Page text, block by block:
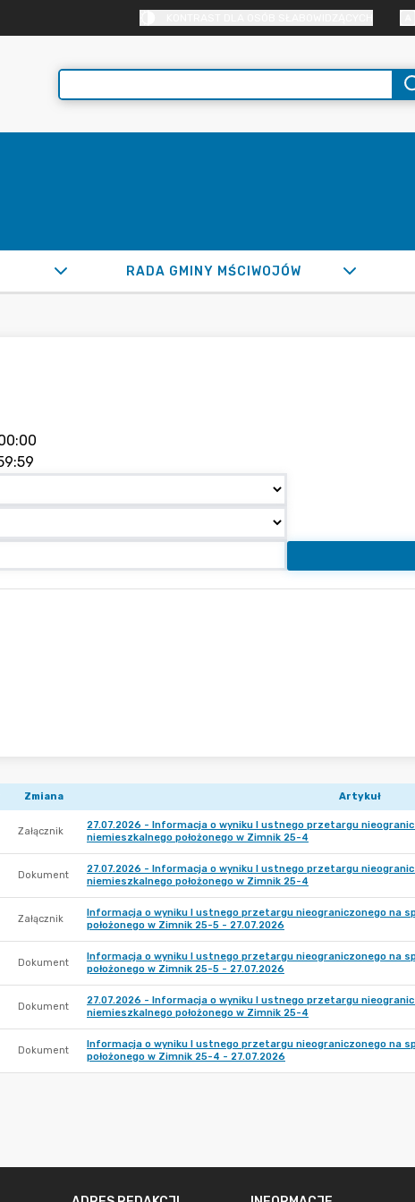
RADA GMINY MŚCIWOJÓW
Zmiana Artykuł
Załącznik
27.07.2026 - Informacja o wyniku I ustnego przetargu
niemieszkalnego położonego w Zimnik 25-4
Dokument
27.07.2026 - Informacja o wyniku I ustnego przetargu
niemieszkalnego położonego w Zimnik 25-4
Załącznik
Informacja o wyniku I ustnego przetargu nieograniczonego na
położonego w Zimnik 25-5 - 27.07.2026
Dokument
Informacja o wyniku I ustnego przetargu nieograniczonego na
położonego w Zimnik 25-5 - 27.07.2026
Dokument
27.07.2026 - Informacja o wyniku I ustnego przetargu
niemieszkalnego położonego w Zimnik 25-4
Dokument
Informacja o wyniku I ustnego przetargu nieograniczonego na
położonego w Zimnik 25-4 - 27.07.2026